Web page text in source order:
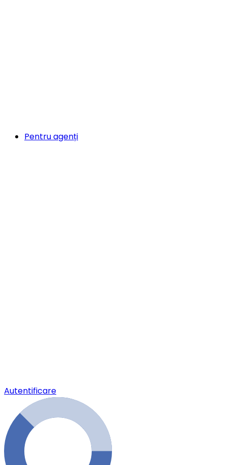
Pentru agenți
Autentificare